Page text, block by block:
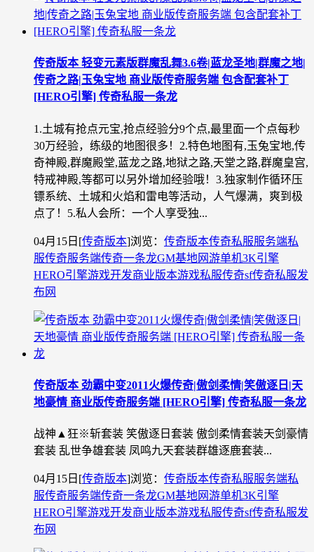
传奇版本 轻变元素版群魔乱舞3.6卷|蓝龙圣地|群魔之地|
传奇之路|玉兔宝地 商业版传奇服务端 包含配套补丁
[HERO引擎] 传奇私服一条龙
1.土城有抢点元宝,抢点经验分9个点,最里面一个点每秒
30万经验，练级的地图很多！2.特色地图有,玉兔宝地,传
奇神殿,群魔殿堂,蓝龙之路,地狱之路,天堂之路,群魔皇宫,
特戒神殿,等都可以另外增加经验哦！3.独家制作循环压
镖系统、土城和火焰和雷电等活动，人气爆满，爽到极
点了！5.私人会所：一个人享受独...
04月15日 [传奇版本]浏览： 传奇版本传奇私服服务端私
服传奇服务端传奇一条龙GM基地网游单机3K引擎
HERO引擎游戏开发商业版本游戏私服传奇sf传奇私服发
布网
传奇版本 劲霸中变2011火爆传奇|傲剑柔情|笑傲逐日|天
地豪情 商业版传奇服务端 [HERO引擎] 传奇私服一条龙
战神▲狂※斩套装 笑傲逐日套装 傲剑柔情套装天剑豪情
套装 乱世争雄套装 凤鸣九天套装群雄逐鹿套装...
04月15日 [传奇版本]浏览： 传奇版本传奇私服服务端私
服传奇服务端传奇一条龙GM基地网游单机3K引擎
HERO引擎游戏开发商业版本游戏私服传奇sf传奇私服发
布网